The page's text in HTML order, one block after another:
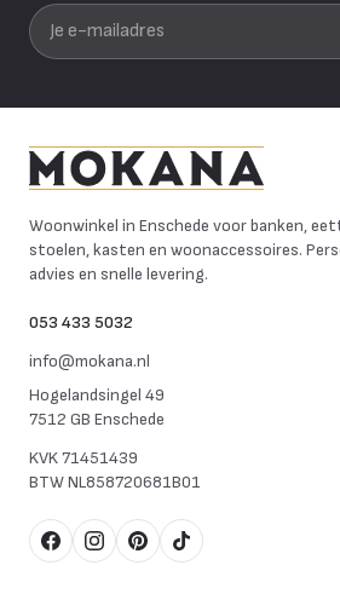
Je e-mailadres
Woonwinkel in Enschede voor banken,
stoelen, kasten en woonaccessoires.
advies en snelle levering.
053 433 5032
info@mokana.nl
Hogelandsingel 49
7512 GB Enschede
KVK71451439
BTWNL858720681B01
FacebookInstagram
Pinterest
TikTok